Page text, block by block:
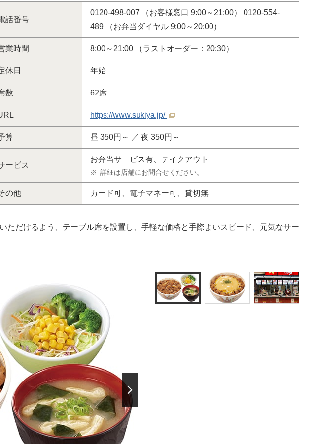
話番号
0120-498-007 （お客様窓口 9:00～21:00） 0120-554-
489 （お弁当ダイヤル 9:00～20:00）
業時間 8:00～21:00 （ラストオーダー：20:30）
休日 年始
数 62席
https://www.sukiya.jp/
算 昼 350円～ ／ 夜 350円～
ービス
お弁当サービス有、テイクアウト
※ 詳細は店舗にお問合せください。
の他 カード可、電子マネー可、貸切無
ただけるよう、テーブル席を設置し、手軽な価格と手際よいスピード、元気なサー
次の画像を表示